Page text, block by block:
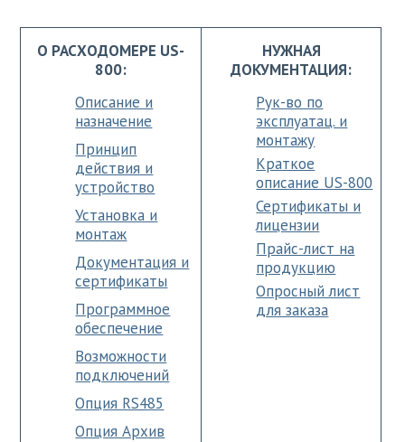
О РАСХОДОМЕРЕ US-
800:
Описание и
назначение
Принцип
действия и
устройство
Установка и
монтаж
Документация и
сертификаты
Программное
обеспечение
Возможности
подключений
Опция RS485
Опция Архив
НУЖНАЯ
ДОКУМЕНТАЦИЯ:
Рук-во по
эксплуатац. и
монтажу
Краткое
описание US-800
Сертификаты и
лицензии
Прайс-лист на
продукцию
Опросный лист
для заказа